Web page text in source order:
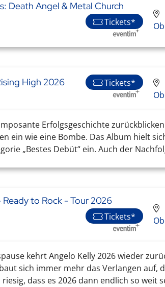
Death Angel & Metal Church
Tickets*
High 2026 Tickets*
Erfolgsgeschichte
ein wie eine Bombe. Das Album hielt
„Bestes Debüt“ ein. Auch der
to Rock - Tour 2026
Tickets*
kehrt Angelo Kelly 2026 wieder
sich immer mehr das Verlangen
dass es 2026 dann endlich so weit